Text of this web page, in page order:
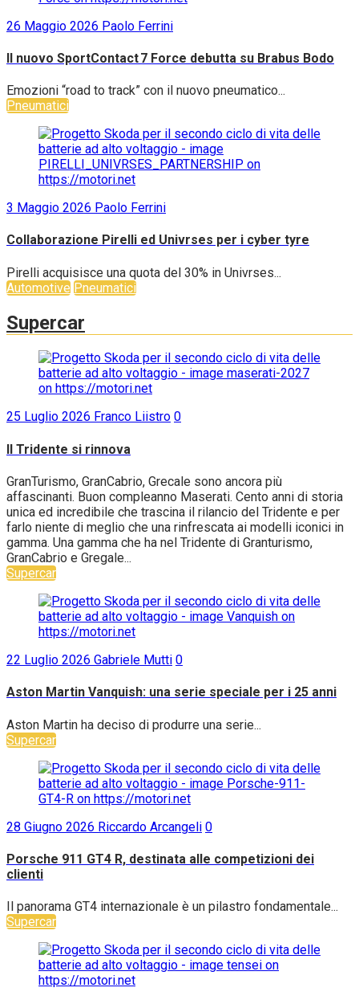
26 Maggio 2026 Paolo Ferrini
Il nuovo SportContact 7 Force debutta su Brabus Bodo
Emozioni “road to track” con il nuovo pneumatico...
Pneumatici
3 Maggio 2026 Paolo Ferrini
Collaborazione Pirelli ed Univrses per i cyber tyre
Pirelli acquisisce una quota del 30% in Univrses...
Automotive Pneumatici
Supercar
25 Luglio 2026 Franco Liistro 0
Il Tridente si rinnova
GranTurismo, GranCabrio, Grecale sono ancora più
affascinanti. Buon compleanno Maserati. Cento anni di storia
unica ed incredibile che trascina il rilancio del Tridente e per
farlo niente di meglio che una rinfrescata ai modelli iconici in
gamma. Una gamma che ha nel Tridente di Granturismo,
GranCabrio e Gregale...
Supercar
22 Luglio 2026 Gabriele Mutti 0
Aston Martin Vanquish: una serie speciale per i 25 anni
Aston Martin ha deciso di produrre una serie...
Supercar
28 Giugno 2026 Riccardo Arcangeli 0
Porsche 911 GT4 R, destinata alle competizioni dei
clienti
Il panorama GT4 internazionale è un pilastro fondamentale...
Supercar